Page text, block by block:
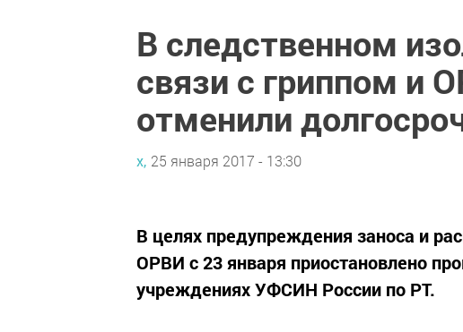
В следственном
связи с гриппом и
отменили
х, 25 января 2017 - 13:30
В целях предупреждения заноса и
ОРВИ с 23 января приостановлено
учреждениях УФСИН России по РТ.